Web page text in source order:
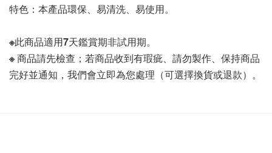
特色：本產品環保、易清洗、易使用。
※此商品適用7天鑑賞期非試用期。
※ 商品請先檢查；若商品收到有瑕疵、請勿製作、保持商品
完好並通知，我們會立即為您處理（可選擇換貨或退款）。